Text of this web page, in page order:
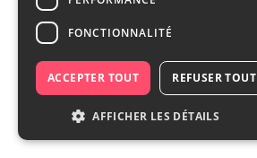
FONCTIONNALITÉ
ACCEPTER TOUT REFUSER TOUT
AFFICHER LES DÉTAILS